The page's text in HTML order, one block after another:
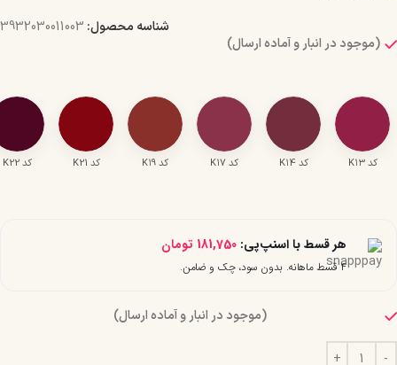
شناسه محصول: 3932030011003
(موجود در انبار و آماده ارسال)
کد K۱۳ کد K۱4 کد K۱7 کد K۱9 کد K21 کد K22
هر قسط با اسنپ‌پی: 181,750 تومان
۴ قسط ماهانه. بدون سود، چک و ضامن.
(موجود در انبار و آماده ارسال)